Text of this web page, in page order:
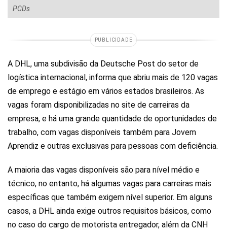
PCDs
PUBLICIDADE
A DHL, uma subdivisão da Deutsche Post do setor de
logística internacional, informa que abriu mais de 120 vagas
de emprego e estágio em vários estados brasileiros. As
vagas foram disponibilizadas no site de carreiras da
empresa, e há uma grande quantidade de oportunidades de
trabalho, com vagas disponíveis também para Jovem
Aprendiz e outras exclusivas para pessoas com deficiência.
A maioria das vagas disponíveis são para nível médio e
técnico, no entanto, há algumas vagas para carreiras mais
específicas que também exigem nível superior. Em alguns
casos, a DHL ainda exige outros requisitos básicos, como
no caso do cargo de motorista entregador, além da CNH